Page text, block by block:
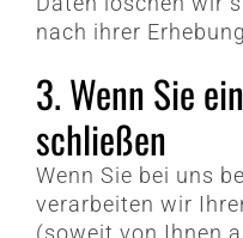
nach ihrer
3. Wenn Sie
schließen
Wenn Sie bei uns
verarbeiten wir